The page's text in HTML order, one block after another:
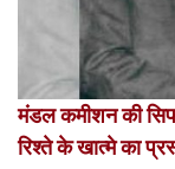
मंडल कमीशन की
रिश्ते के खात्मे का